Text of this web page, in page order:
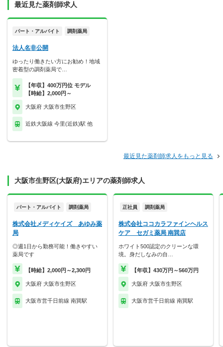
最近見た薬剤師求人
パート・アルバイト 調剤薬局
法人名非公開
ゆったり働きたい方にお勧め！地域
密着型の調剤薬局で…
【年収】400万円位 モデル
【時給】2,000円～
大阪府 大阪市生野区
近鉄大阪線 今里(近鉄)駅 他
最近見た薬剤師求人をもっと見る
大阪市生野区(大阪府)エリアの薬剤師求人
パート・アルバイト 調剤薬局
株式会社メディケイズ あゆみ薬
局
◎週1日から勤務可能！働きやすい
薬局です
【時給】2,000円～2,300円
大阪府 大阪市生野区
大阪市営千日前線 南巽駅
正社員 調剤薬局
株式会社ココカラファインヘルス
ケア セガミ薬局 南巽店
ホワイト500認定のクリーンな環
境。身だしなみの自…
【年収】430万円～560万円
大阪府 大阪市生野区
大阪市営千日前線 南巽駅